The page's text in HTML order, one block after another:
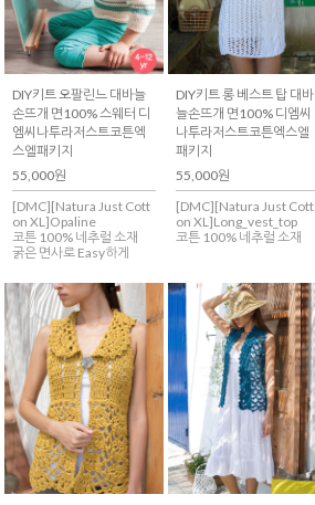
DIY키트 오팔린느 대바늘
손뜨개 면100% 스웨터 디
엠씨나투라저스트코튼엑
스엘패키지
55,000원
[DMC][Natura Just Cott
on XL]Opaline
코튼 100% 네추럴 소재
굵은 면사로 Easy하게
DIY키트 롱 베스트 탑 대바
늘손뜨개 면100% 디엠씨
나투라저스트코튼엑스엘
패키지
55,000원
[DMC][Natura Just Cott
on XL]Long_vest_top
코튼 100% 네추럴 소재